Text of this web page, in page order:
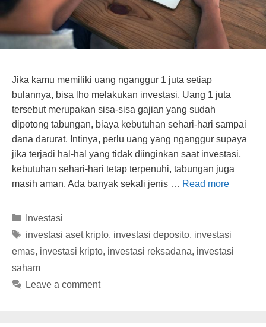
Jika kamu memiliki uang nganggur 1 juta setiap
bulannya, bisa lho melakukan investasi. Uang 1 juta
tersebut merupakan sisa-sisa gajian yang sudah
dipotong tabungan, biaya kebutuhan sehari-hari sampai
dana darurat. Intinya, perlu uang yang nganggur supaya
jika terjadi hal-hal yang tidak diinginkan saat investasi,
kebutuhan sehari-hari tetap terpenuhi, tabungan juga
masih aman. Ada banyak sekali jenis … Read more
Categories
Investasi
Tags
investasi aset kripto, investasi deposito, investasi
emas, investasi kripto, investasi reksadana, investasi
saham
Leave a comment